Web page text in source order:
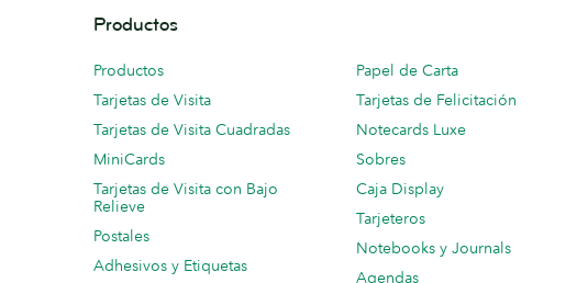
Productos
Productos
Tarjetas de Visita
Tarjetas de Visita Cuadradas
MiniCards
Tarjetas de Visita con Bajo
Relieve
Postales
Adhesivos y Etiquetas
Papel de Carta
Tarjetas de Felicitación
Notecards Luxe
Sobres
Caja Display
Tarjeteros
Notebooks y Journals
Agendas